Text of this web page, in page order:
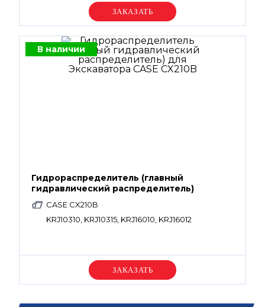
Уточняйте цену
В наличии
Гидрораспределитель (главный
гидравлический распределитель)
CASE CX210B
KRJ10310, KRJ10315, KRJ16010, KRJ16012
Уточняйте цену